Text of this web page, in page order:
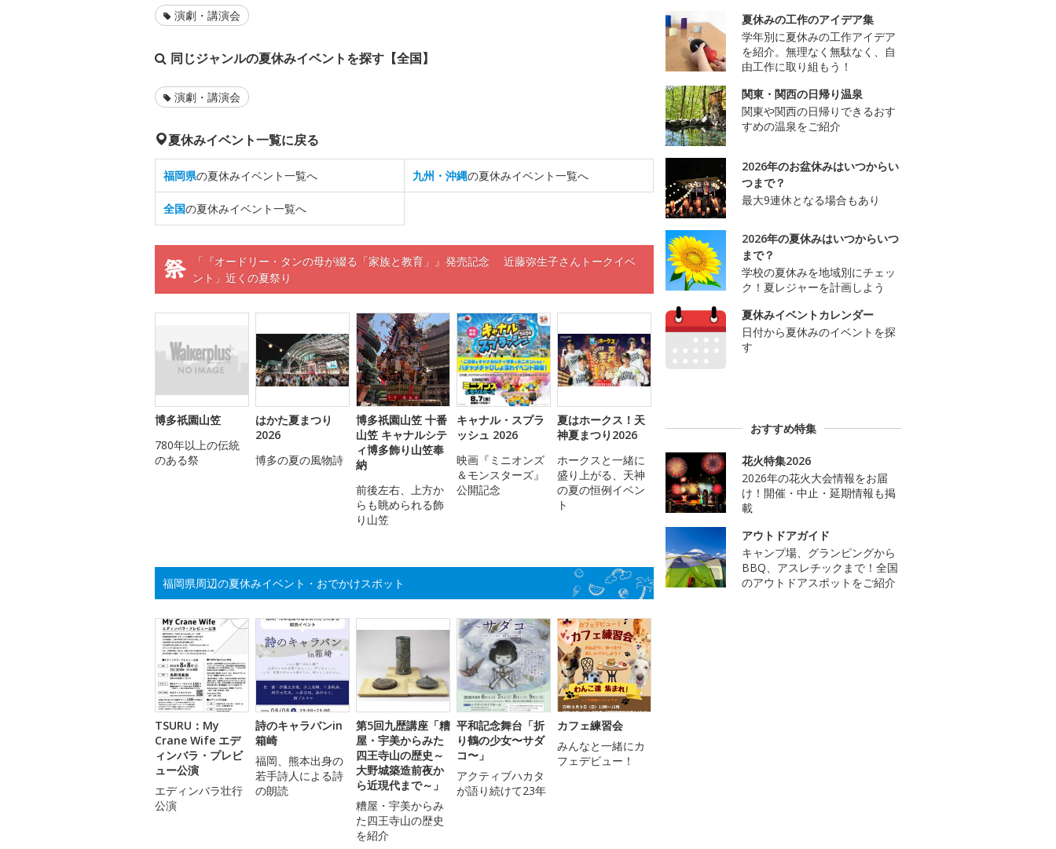
演劇・講演会
同じジャンルの夏休みイベントを探す【全国】
演劇・講演会
夏休みイベント一覧に戻る
福岡県の夏休みイベント一覧へ 九州・沖縄の夏休みイベント一覧へ
全国の夏休みイベント一覧へ
「『オードリー・タンの母が綴る「家族と教育」』発売記念 近藤弥生子さんトークイベ
ント」近くの夏祭り
博多祇園山笠
780年以上の伝統
のある祭
はかた夏まつり
2026
博多の夏の風物詩
博多祇園山笠 十番
山笠 キャナルシテ
ィ博多飾り山笠奉
納
前後左右、上方か
らも眺められる飾
り山笠
キャナル・スプラ
ッシュ 2026
映画『ミニオンズ
＆モンスターズ』
公開記念
夏はホークス！天
神夏まつり2026
ホークスと一緒に
盛り上がる、天神
の夏の恒例イベン
ト
福岡県周辺の夏休みイベント・おでかけスポット
TSURU：My
Crane Wife エデ
ィンバラ・プレビ
ュー公演
エディンバラ壮行
公演
詩のキャラバンin
箱崎
福岡、熊本出身の
若手詩人による詩
の朗読
第5回九歴講座「糟
屋・宇美からみた
四王寺山の歴史～
大野城築造前夜か
ら近現代まで～」
糟屋・宇美からみ
た四王寺山の歴史
を紹介
平和記念舞台「折
り鶴の少女〜サダ
コ〜」
アクティブハカタ
が語り続けて23年
カフェ練習会
みんなと一緒にカ
フェデビュー！
夏休みの工作のアイデア集
学年別に夏休みの工作アイデア
を紹介。無理なく無駄なく、自
由工作に取り組もう！
関東・関西の日帰り温泉
関東や関西の日帰りできるおす
すめの温泉をご紹介
2026年のお盆休みはいつからい
つまで？
最大9連休となる場合もあり
2026年の夏休みはいつからいつ
まで？
学校の夏休みを地域別にチェッ
ク！夏レジャーを計画しよう
夏休みイベントカレンダー
日付から夏休みのイベントを探
す
おすすめ特集
花火特集2026
2026年の花火大会情報をお届
け！開催・中止・延期情報も掲
載
アウトドアガイド
キャンプ場、グランピングから
BBQ、アスレチックまで！全国
のアウトドアスポットをご紹介